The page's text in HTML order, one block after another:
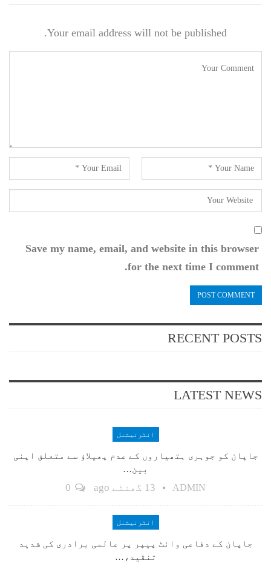
Your email address will not be published.
Save my name, email, and website in this browser
for the next time I comment.
RECENT POSTS
LATEST NEWS
انٹرنیشنل
جاپان کو جوہری ہتھیاروں کے عدم پھیلاؤ سے متعلق اپنی
بین…
ADMIN 13 گھنٹے ago
انٹرنیشنل
جاپان کے دفاعی وائٹ پیپر پر عالمی برادری کی شدید
تنقید،…